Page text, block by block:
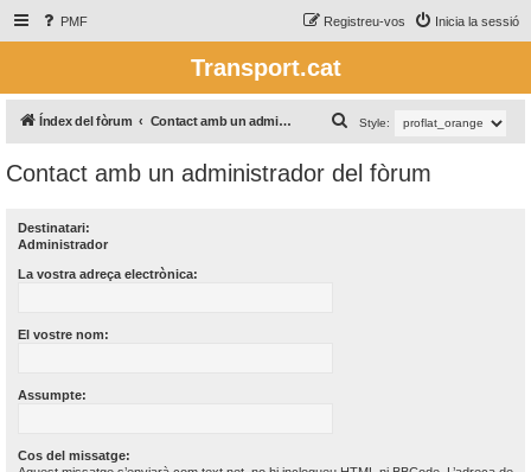
PMF Inicia la sessió
Registreu-vos
Transport.cat
Índex del fòrum Contact amb un administrador del fòrum Style:
e
r
Contact amb un administrador del fòrum
Destinatari:
Administrador
La vostra adreça electrònica:
El vostre nom:
Assumpte:
Cos del missatge: